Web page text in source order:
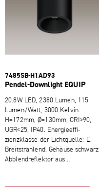
7485SB-​H1AD93
Pendel-​Downlight EQUIP
20.8W LED, 2380 Lumen, 115
Lumen/Watt, 3000 Kelvin.
H=172mm, Ø=130mm, CRI>90,
UGR<25, IP40. Energie­ef­fi­
zienzklasse der Lichtquelle: E.
Breitstrahlend. Gehäuse schwarz.
Abblendreflektor aus…